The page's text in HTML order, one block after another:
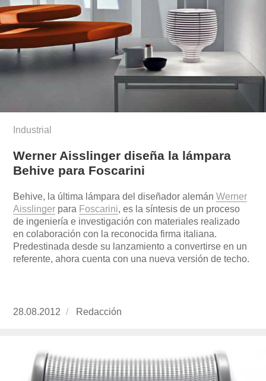
Industrial
Werner Aisslinger diseña la lámpara
Behive para Foscarini
Behive, la última lámpara del diseñador alemánWerner
Aisslinger para Foscarini, es la síntesis de un proceso
de ingeniería e investigación con materiales realizado
en colaboración con la reconocida firma italiana.
Predestinada desde su lanzamiento a convertirse en un
referente, ahora cuenta con una nueva versión de techo.
Publicado
28.08.2012 https://www.experimenta.es/author/redaccion/
Redacción